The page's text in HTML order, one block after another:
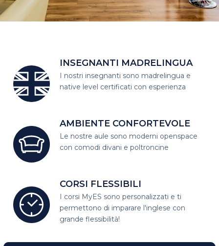
INSEGNANTI MADRELINGUA
I nostri insegnanti sono madrelingua e
native level certificati con esperienza
AMBIENTE CONFORTEVOLE
Le nostre aule sono moderni openspace
con comodi divani e poltroncine
CORSI FLESSIBILI
I corsi MyES sono personalizzati eti
permettono di imparare l'inglese con
grande flessibilità!